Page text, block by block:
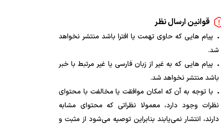
قوانین ارسال نظر
پیام هایی که حاوی تهمت یا افترا باشد منتشر نخواهد
شد.
پیام هایی که به غیر از زبان فارسی یا غیر مرتبط با خبر
باشد منتشر نخواهد شد.
با توجه به آن که امکان موافقت یا مخالفت با محتوای
نظرات وجود دارد، معمولا نظراتی که محتوای مشابه
دارند، انتشار نمی‌یابند بنابراین توصیه می‌شود از مثبت و